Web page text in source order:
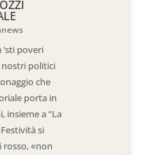
‘sti poveri
nostri politici
che
porta in
insieme a “La
si
«non